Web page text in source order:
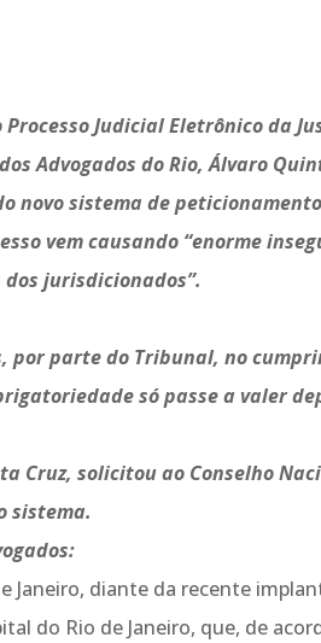
Judicial Eletrônico da
Advogados do Rio, Álvaro
novo sistema de
vem causando “enorme
jurisdicionados”.
por parte do Tribunal, no
só passe a valer
Cruz, solicitou ao Conselho
sistema.
Janeiro, diante da recente
do Rio de Janeiro, que, de